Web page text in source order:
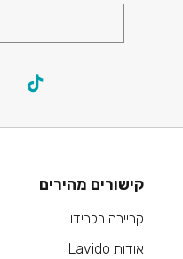
קישורים מהירים
קריירה בלבידו
אודות Lavido